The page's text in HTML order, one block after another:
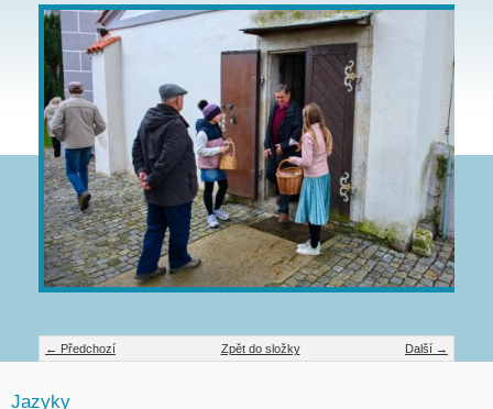
← Předchozí Další →
Zpět do složky
Jazyky